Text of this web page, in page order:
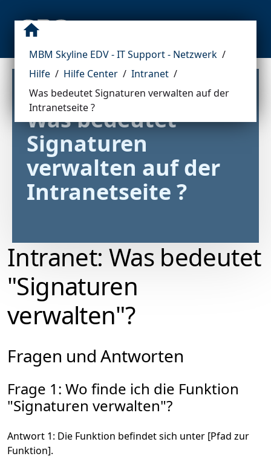
MBM Skyline EDV - IT Support - Netzwerk /
Hilfe / Hilfe Center / Intranet /
Was bedeutet Signaturen verwalten auf der
Intranetseite ?
Was bedeutet
Signaturen
verwalten auf der
Intranetseite ?
Intranet: Was bedeutet
"Signaturen
verwalten"?
Fragen und Antworten
Frage 1: Wo finde ich die Funktion
"Signaturen verwalten"?
Antwort 1: Die Funktion befindet sich unter [Pfad zur
Funktion].